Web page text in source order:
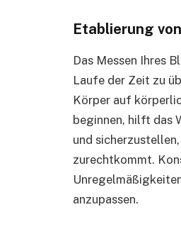
Etablierung
Das Messen Ihres
Laufe der Zeit zu
Körper auf
beginnen, hilft das
und
zurechtkommt.
anzupassen.